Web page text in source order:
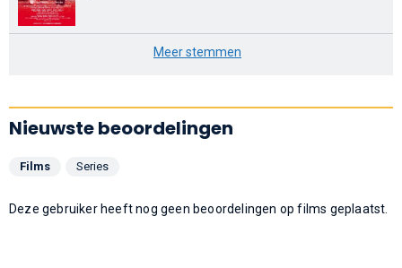
Meer stemmen
Nieuwste beoordelingen
Films Series
Deze gebruiker heeft nog geen beoordelingen op films geplaatst.